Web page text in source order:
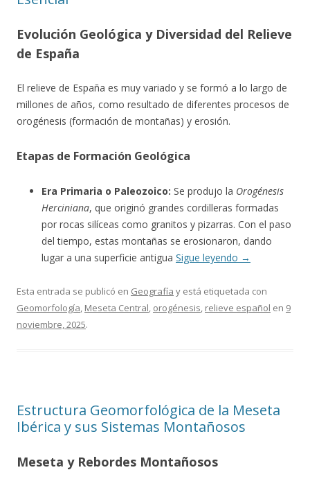
Evolución Geológica y Diversidad del Relieve
de España
El relieve de España es muy variado y se formó a lo largo de
millones de años, como resultado de diferentes procesos de
orogénesis (formación de montañas) y erosión.
Etapas de Formación Geológica
Era Primaria o Paleozoico: Se produjo la Orogénesis
Herciniana, que originó grandes cordilleras formadas
por rocas silíceas como granitos y pizarras. Con el paso
del tiempo, estas montañas se erosionaron, dando
lugar a una superficie antigua Sigue leyendo →
Esta entrada se publicó en Geografía y está etiquetada con
Geomorfología, Meseta Central, orogénesis, relieve español en 9
noviembre, 2025.
Estructura Geomorfológica de la Meseta
Ibérica y sus Sistemas Montañosos
Meseta y Rebordes Montañosos